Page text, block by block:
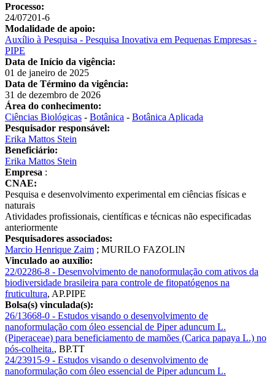
Processo:
24/07201-6
Modalidade de apoio:
Auxílio à Pesquisa - Pesquisa Inovativa em Pequenas Empresas -
PIPE
Data de Início da vigência:
01 de janeiro de 2025
Data de Término da vigência:
31 de dezembro de 2026
Área do conhecimento:
Ciências Biológicas - Botânica - Botânica Aplicada
Pesquisador responsável:
Erika Mattos Stein
Beneficiário:
Erika Mattos Stein
Empresa :
CNAE:
Pesquisa e desenvolvimento experimental em ciências físicas e
naturais
Atividades profissionais, científicas e técnicas não especificadas
anteriormente
Pesquisadores associados:
Marcio Henrique Zaim ; MURILO FAZOLIN
Vinculado ao auxílio:
22/02286-8 - Desenvolvimento de nanoformulação com ativos da
biodiversidade brasileira para controle de fitopatógenos na
fruticultura, AP.PIPE
Bolsa(s) vinculada(s):
26/13668-0 - Estudos visando o desenvolvimento de
nanoformulação com óleo essencial de Piper aduncum L.
(Piperaceae) para beneficiamento de mamões (Carica papaya L.) no
pós-colheita., BP.TT
24/23915-9 - Estudos visando o desenvolvimento de
nanoformulação com óleo essencial de Piper aduncum L.